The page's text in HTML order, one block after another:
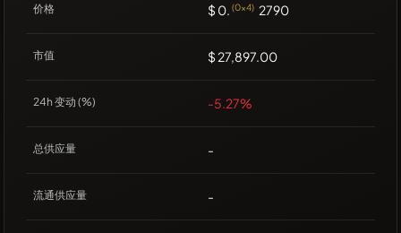
价格 $ 0. (0x4) 2790
市值 $ 27,897.00
24h 变动 (%) -5.27%
总供应量 -
流通供应量 -